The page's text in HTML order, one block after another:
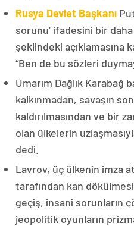
Rusya Devlet Başkanı
sorunu’ ifadesini bir
şeklindeki açıklamasına
“Ben de bu sözleri
Umarım Dağlık
kalkınmadan, savaşın
kaldırılmasından ve bir
olan ülkelerin
dedi.
Lavrov, üç ülkenin imza
tarafından kan
geçiş, insani sorunların
jeopolitik oyunların